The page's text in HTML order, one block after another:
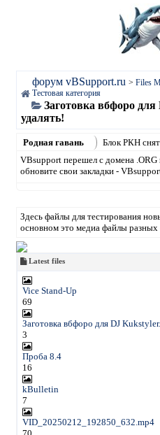
форум vBSupport.ru > Files
Тестовая категория
Заготовка вбфоро
удалять!
Родная гавань Блок РКН снят
VBsupport перешел с домена
обновите свои закладки -
Здесь файлы для тестирования
основном это медиа файлы
Latest files
Vice Stand-Up
69
Заготовка вбфоро для DJ
3
Проба 8.4
16
kBulletin
7
VID_20250212_192850_632.mp4